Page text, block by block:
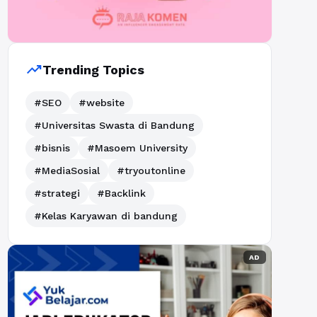
trending_upTrending Topics
#SEO
#website
#Universitas Swasta di Bandung
#bisnis
#Masoem University
#MediaSosial
#tryoutonline
#strategi
#Backlink
#Kelas Karyawan di bandung
AD